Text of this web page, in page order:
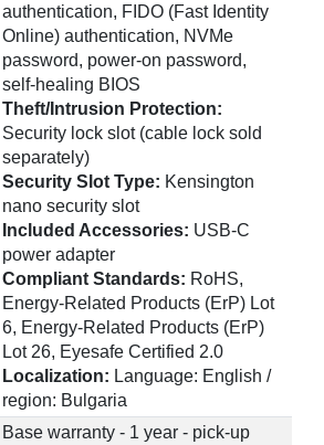
authentication, FIDO (Fast Identity
Online) authentication, NVMe
password, power-on password,
self-healing BIOS
Theft/Intrusion Protection:
Security lock slot (cable lock sold
separately)
Security Slot Type: Kensington
nano security slot
Included Accessories: USB-C
power adapter
Compliant Standards: RoHS,
Energy-Related Products (ErP) Lot
6, Energy-Related Products (ErP)
Lot 26, Eyesafe Certified 2.0
Localization: Language: English /
region: Bulgaria
Base warranty - 1 year - pick-up